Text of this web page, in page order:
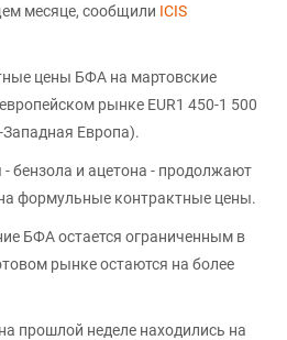
месяце, сообщили ICIS
цены БФА на мартовские
рынке EUR1 450-1 500
Западная Европа).
бензола и ацетона - продолжают
формульные контрактные цены.
БФА остается ограниченным в
рынке остаются на более
прошлой неделе находились на